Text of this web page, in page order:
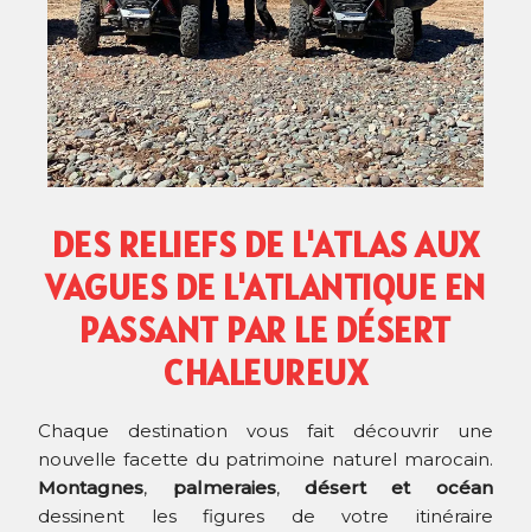
DES RELIEFS DE L'ATLAS AUX
VAGUES DE L'ATLANTIQUE EN
PASSANT PAR LE DÉSERT
CHALEUREUX
Chaque destination vous fait découvrir une
nouvelle facette du patrimoine naturel marocain.
Montagnes, palmeraies,désert et océan
dessinent les figures de votre itinéraire